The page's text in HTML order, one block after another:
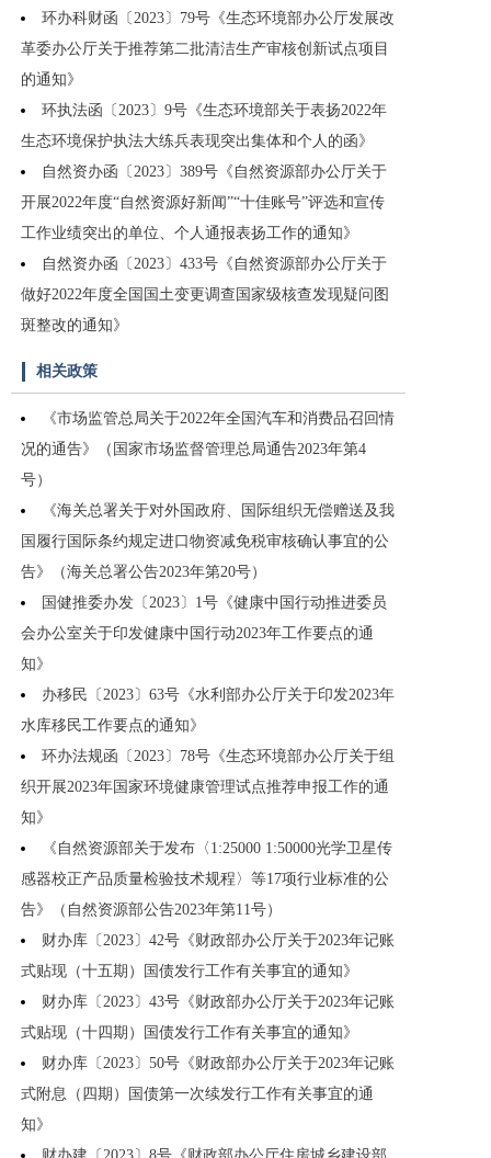
环办科财函〔2023〕79号《生态环境部办公厅发展改
革委办公厅关于推荐第二批清洁生产审核创新试点项目
的通知》
环执法函〔2023〕9号《生态环境部关于表扬2022年
生态环境保护执法大练兵表现突出集体和个人的函》
自然资办函〔2023〕389号《自然资源部办公厅关于
开展2022年度“自然资源好新闻”“十佳账号”评选和宣传
工作业绩突出的单位、个人通报表扬工作的通知》
自然资办函〔2023〕433号《自然资源部办公厅关于
做好2022年度全国国土变更调查国家级核查发现疑问图
斑整改的通知》
相关政策
《市场监管总局关于2022年全国汽车和消费品召回情
况的通告》（国家市场监督管理总局通告2023年第4
号）
《海关总署关于对外国政府、国际组织无偿赠送及我
国履行国际条约规定进口物资减免税审核确认事宜的公
告》（海关总署公告2023年第20号）
国健推委办发〔2023〕1号《健康中国行动推进委员
会办公室关于印发健康中国行动2023年工作要点的通
知》
办移民〔2023〕63号《水利部办公厅关于印发2023年
水库移民工作要点的通知》
环办法规函〔2023〕78号《生态环境部办公厅关于组
织开展2023年国家环境健康管理试点推荐申报工作的通
知》
《自然资源部关于发布〈1:25000 1:50000光学卫星传
感器校正产品质量检验技术规程〉等17项行业标准的公
告》（自然资源部公告2023年第11号）
财办库〔2023〕42号《财政部办公厅关于2023年记账
式贴现（十五期）国债发行工作有关事宜的通知》
财办库〔2023〕43号《财政部办公厅关于2023年记账
式贴现（十四期）国债发行工作有关事宜的通知》
财办库〔2023〕50号《财政部办公厅关于2023年记账
式附息（四期）国债第一次续发行工作有关事宜的通
知》